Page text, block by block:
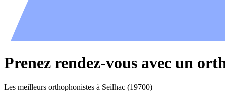
Prenez rendez-vous avec un
Les meilleurs orthophonistes à Seilhac (19700)